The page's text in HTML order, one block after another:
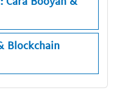
Blockchain